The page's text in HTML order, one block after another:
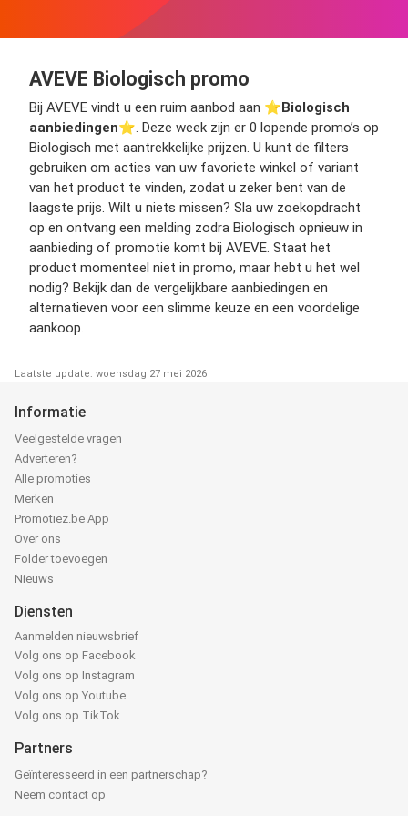
AVEVE Biologisch promo
Bij AVEVE vindt u een ruim aanbod aan ⭐️Biologisch
aanbiedingen⭐️. Deze week zijn er 0 lopende promo’s op
Biologisch met aantrekkelijke prijzen. U kunt de filters
gebruiken om acties van uw favoriete winkel of variant
van het product te vinden, zodat u zeker bent van de
laagste prijs. Wilt u niets missen? Sla uw zoekopdracht
op en ontvang een melding zodra Biologisch opnieuw in
aanbieding of promotie komt bij AVEVE. Staat het
product momenteel niet in promo, maar hebt u het wel
nodig? Bekijk dan de vergelijkbare aanbiedingen en
alternatieven voor een slimme keuze en een voordelige
aankoop.
Laatste update: woensdag 27 mei 2026
Informatie
Veelgestelde vragen
Adverteren?
Alle promoties
Merken
Promotiez.be App
Over ons
Folder toevoegen
Nieuws
Diensten
Aanmelden nieuwsbrief
Volg ons op Facebook
Volg ons op Instagram
Volg ons op Youtube
Volg ons op TikTok
Partners
Geïnteresseerd in een partnerschap?
Neem contact op